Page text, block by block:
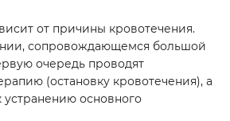
от причины кровотечения.
сопровождающемся большой
очередь проводят
(остановку кровотечения), а
устранению основного